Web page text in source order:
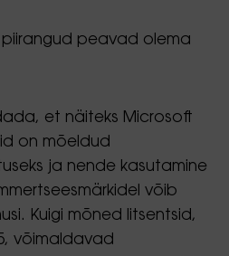
peavad olema
et näiteks Microsoft
on mõeldud
ja nende kasutamine
võib
Kuigi mõned litsentsid,
võimaldavad